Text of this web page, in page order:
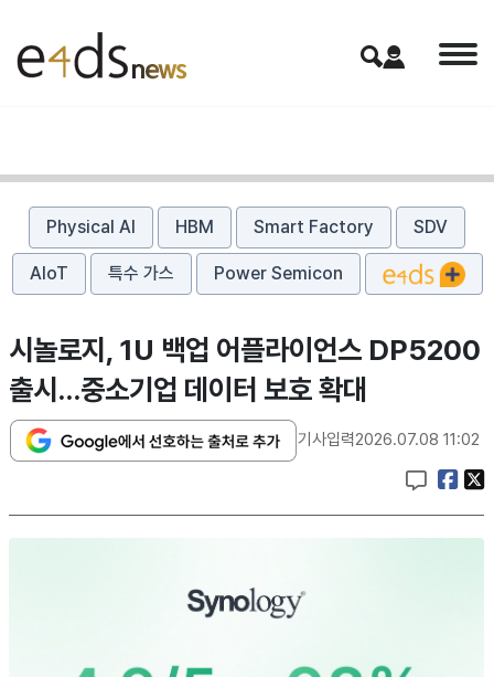
Physical AI HBM Smart Factory SDV
AIoT 특수 가스 Power Semicon
시놀로지, 1U 백업 어플라이언스 DP5200
출시…중소기업 데이터 보호 확대
기사입력2026.07.08 11:02